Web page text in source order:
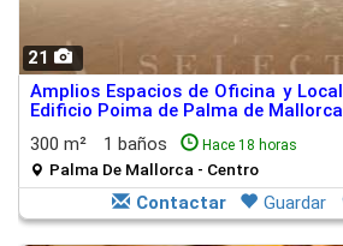
21
Amplios Espacios de Oficina y
Edificio Poima de Palma de Mallorca
300 m²
1 baños Hace 18 horas
Palma De Mallorca - Centro
Contactar Guardar